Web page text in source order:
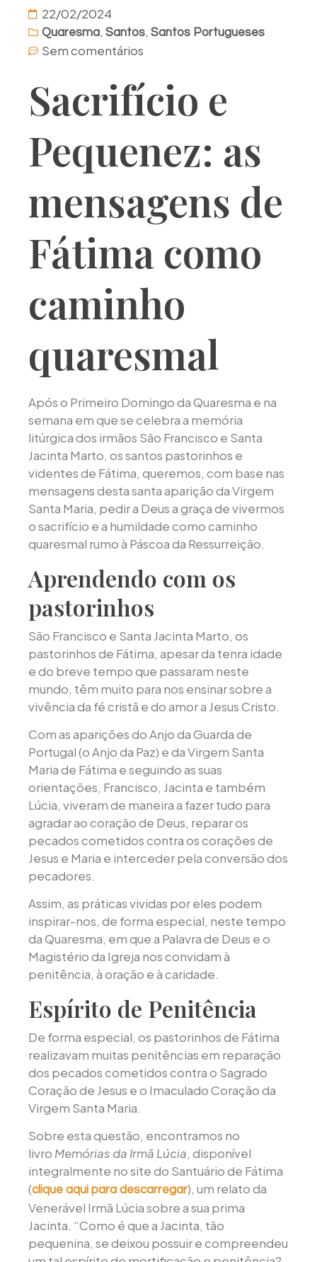
22/02/2024
Quaresma, Santos, Santos Portugueses
Sem comentários
Sacrifício e
Pequenez: as
mensagens de
Fátima como
caminho
quaresmal
Após o Primeiro Domingo da Quaresma e na
semana em que se celebra a memória
litúrgica dos irmãos São Francisco e Santa
Jacinta Marto, os santos pastorinhos e
videntes de Fátima, queremos, com base nas
mensagens desta santa aparição da Virgem
Santa Maria, pedir a Deus a graça de vivermos
o sacrifício e a humildade como caminho
quaresmal rumo à Páscoa da Ressurreição.
Aprendendo com os
pastorinhos
São Francisco e Santa Jacinta Marto, os
pastorinhos de Fátima, apesar da tenra idade
e do breve tempo que passaram neste
mundo, têm muito para nos ensinar sobre a
vivência da fé cristã e do amor a Jesus Cristo.
Com as aparições do Anjo da Guarda de
Portugal (o Anjo da Paz) e da Virgem Santa
Maria de Fátima e seguindo as suas
orientações, Francisco, Jacinta e também
Lúcia, viveram de maneira a fazer tudo para
agradar ao coração de Deus, reparar os
pecados cometidos contra os corações de
Jesus e Maria e interceder pela conversão dos
pecadores.
Assim, as práticas vividas por eles podem
inspirar-nos, de forma especial, neste tempo
da Quaresma, em que a Palavra de Deus e o
Magistério da Igreja nos convidam à
penitência, à oração e à caridade.
Espírito de Penitência
De forma especial, os pastorinhos de Fátima
realizavam muitas penitências em reparação
dos pecados cometidos contra o Sagrado
Coração de Jesus e o Imaculado Coração da
Virgem Santa Maria.
Sobre esta questão, encontramos no
livro Memórias da Irmã Lúcia, disponível
integralmente no site do Santuário de Fátima
(clique aqui para descarregar), um relato da
Venerável Irmã Lúcia sobre a sua prima
Jacinta. “Como é que a Jacinta, tão
pequenina, se deixou possuir e compreendeu